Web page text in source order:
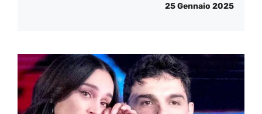
25 Gennaio 2025